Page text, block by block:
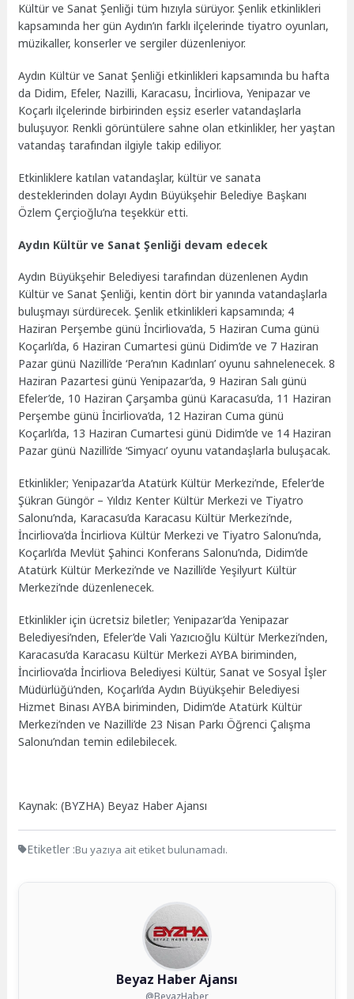
Kültür ve Sanat Şenliği tüm hızıyla sürüyor. Şenlik etkinlikleri
kapsamında her gün Aydın’ın farklı ilçelerinde tiyatro oyunları,
müzikaller, konserler ve sergiler düzenleniyor.
Aydın Kültür ve Sanat Şenliği etkinlikleri kapsamında bu hafta
da Didim, Efeler, Nazilli, Karacasu, İncirliova, Yenipazar ve
Koçarlı ilçelerinde birbirinden eşsiz eserler vatandaşlarla
buluşuyor. Renkli görüntülere sahne olan etkinlikler, her yaştan
vatandaş tarafından ilgiyle takip ediliyor.
Etkinliklere katılan vatandaşlar, kültür ve sanata
desteklerinden dolayı Aydın Büyükşehir Belediye Başkanı
Özlem Çerçioğlu’na teşekkür etti.
Aydın Kültür ve Sanat Şenliği devam edecek
Aydın Büyükşehir Belediyesi tarafından düzenlenen Aydın
Kültür ve Sanat Şenliği, kentin dört bir yanında vatandaşlarla
buluşmayı sürdürecek. Şenlik etkinlikleri kapsamında; 4
Haziran Perşembe günü İncirliova’da, 5 Haziran Cuma günü
Koçarlı’da, 6 Haziran Cumartesi günü Didim’de ve 7 Haziran
Pazar günü Nazilli’de ‘Pera’nın Kadınları’ oyunu sahnelenecek. 8
Haziran Pazartesi günü Yenipazar’da, 9 Haziran Salı günü
Efeler’de, 10 Haziran Çarşamba günü Karacasu’da, 11 Haziran
Perşembe günü İncirliova’da, 12 Haziran Cuma günü
Koçarlı’da, 13 Haziran Cumartesi günü Didim’de ve 14 Haziran
Pazar günü Nazilli’de ‘Simyacı’ oyunu vatandaşlarla buluşacak.
Etkinlikler; Yenipazar’da Atatürk Kültür Merkezi’nde, Efeler’de
Şükran Güngör – Yıldız Kenter Kültür Merkezi ve Tiyatro
Salonu’nda, Karacasu’da Karacasu Kültür Merkezi’nde,
İncirliova’da İncirliova Kültür Merkezi ve Tiyatro Salonu’nda,
Koçarlı’da Mevlüt Şahinci Konferans Salonu’nda, Didim’de
Atatürk Kültür Merkezi’nde ve Nazilli’de Yeşilyurt Kültür
Merkezi’nde düzenlenecek.
Etkinlikler için ücretsiz biletler; Yenipazar’da Yenipazar
Belediyesi’nden, Efeler’de Vali Yazıcıoğlu Kültür Merkezi’nden,
Karacasu’da Karacasu Kültür Merkezi AYBA biriminden,
İncirliova’da İncirliova Belediyesi Kültür, Sanat ve Sosyal İşler
Müdürlüğü’nden, Koçarlı’da Aydın Büyükşehir Belediyesi
Hizmet Binası AYBA biriminden, Didim’de Atatürk Kültür
Merkezi’nden ve Nazilli’de 23 Nisan Parkı Öğrenci Çalışma
Salonu’ndan temin edilebilecek.
Kaynak: (BYZHA) Beyaz Haber Ajansı
Etiketler :Bu yazıya ait etiket bulunamadı.
Beyaz Haber Ajansı